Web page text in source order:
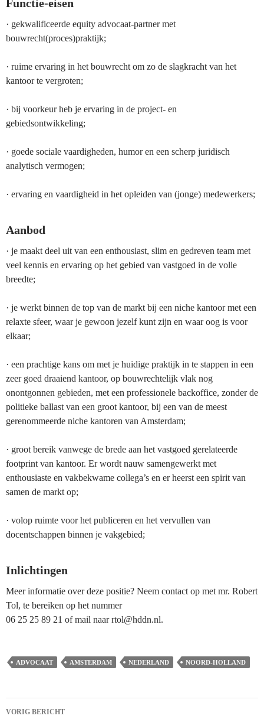
Functie-eisen
· gekwalificeerde equity advocaat-partner met
bouwrecht(proces)praktijk;
· ruime ervaring in het bouwrecht om zo de slagkracht van het
kantoor te vergroten;
· bij voorkeur heb je ervaring in de project- en
gebiedsontwikkeling;
· goede sociale vaardigheden, humor en een scherp juridisch
analytisch vermogen;
· ervaring en vaardigheid in het opleiden van (jonge) medewerkers;
Aanbod
· je maakt deel uit van een enthousiast, slim en gedreven team met
veel kennis en ervaring op het gebied van vastgoed in de volle
breedte;
· je werkt binnen de top van de markt bij een niche kantoor met een
relaxte sfeer, waar je gewoon jezelf kunt zijn en waar oog is voor
elkaar;
· een prachtige kans om met je huidige praktijk in te stappen in een
zeer goed draaiend kantoor, op bouwrechtelijk vlak nog
onontgonnen gebieden, met een professionele backoffice, zonder de
politieke ballast van een groot kantoor, bij een van de meest
gerenommeerde niche kantoren van Amsterdam;
· groot bereik vanwege de brede aan het vastgoed gerelateerde
footprint van kantoor. Er wordt nauw samengewerkt met
enthousiaste en vakbekwame collega’s en er heerst een spirit van
samen de markt op;
· volop ruimte voor het publiceren en het vervullen van
docentschappen binnen je vakgebied;
Inlichtingen
Meer informatie over deze positie? Neem contact op met mr. Robert
Tol, te bereiken op het nummer
06 25 25 89 21 of mail naar rtol@hddn.nl.
ADVOCAAT AMSTERDAM NEDERLAND NOORD-HOLLAND
Bericht
VORIG BERICHT